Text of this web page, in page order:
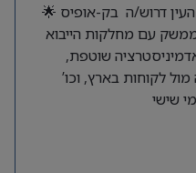
דרוש/ה בק-אופיס 🌟
עם מחלקות הייבוא
שוטפת,
לקוחות בארץ, וכו’